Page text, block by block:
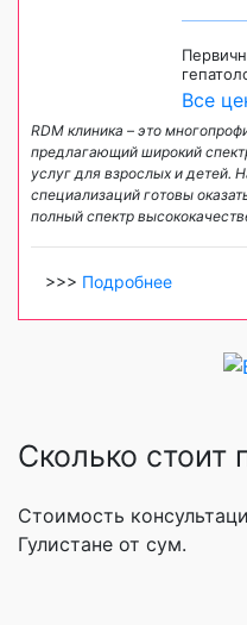
Все
RDM клиника – это
предлагающий широкий
услуг для взрослых и детей.
специализаций готовы
полный спектр
>>> Подробнее
Сколько стоит
Стоимость
Гулистане от сум.